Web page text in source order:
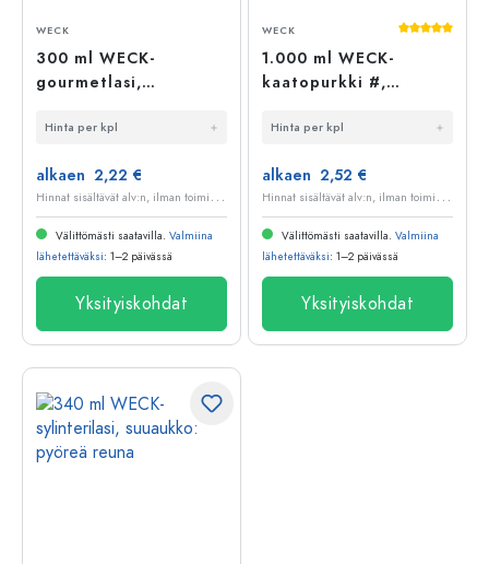
WECK
300 ml WECK-
gourmetlasi,
reuna
Hinta per kpl
alkaen 2,22 €
H
innat sisältävät alv:n, ilman toimituskuluja
Välittömästi saatavilla. Valmiina
lähetettäväksi: 1–2 päivässä
Yksityiskohdat
WECK
1.000 ml WECK-
kaatopurkki #,
reuna
Hinta per kpl
alkaen 2,52 €
H
innat sisältävät alv:n, ilman toimituskuluja
Välittömästi saatavilla. Valmiina
lähetettäväksi: 1–2 päivässä
Yksityiskohdat